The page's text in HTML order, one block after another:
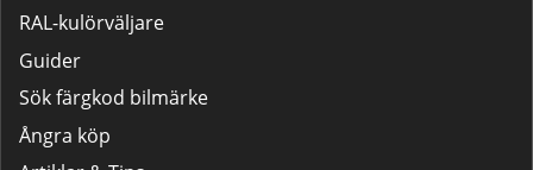
RAL-kulörväljare
Guider
Sök färgkod bilmärke
Ångra köp